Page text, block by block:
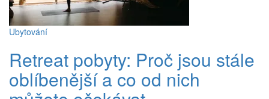
Ubytování
Retreat pobyty: Proč jsou stále
oblíbenější a co od nich